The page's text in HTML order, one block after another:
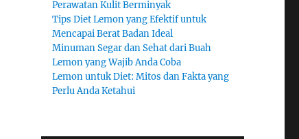
Perawatan Kulit Berminyak
Tips Diet Lemon yang Efektif untuk
Mencapai Berat Badan Ideal
Minuman Segar dan Sehat dari Buah
Lemon yang Wajib Anda Coba
Lemon untuk Diet: Mitos dan Fakta yang
Perlu Anda Ketahui